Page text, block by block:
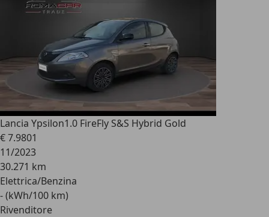
Lancia Ypsilon1.0 FireFly S&S Hybrid Gold
€ 7.9801
11/2023
30.271 km
Elettrica/Benzina
- (kWh/100 km)
Rivenditore